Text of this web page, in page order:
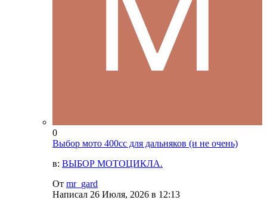
0
Выбор мото 400сс для дальняков (и не очень)
в: ВЫБОР МОТОЦИКЛА.
От mr_gard
Написал 26 Июля, 2026 в 12:13